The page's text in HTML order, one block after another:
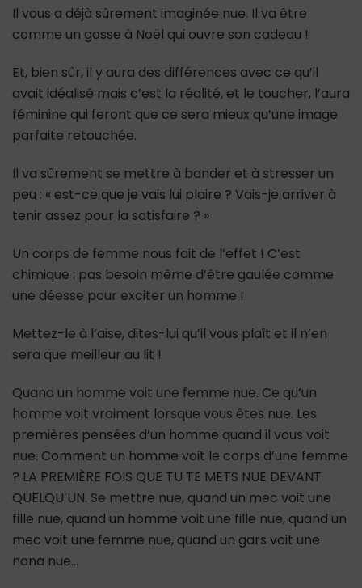
Il vous a déjà sûrement imaginée nue. Il va être
comme un gosse à Noël qui ouvre son cadeau !
Et, bien sûr, il y aura des différences avec ce qu’il
avait idéalisé mais c’est la réalité, et le toucher, l’aura
féminine qui feront que ce sera mieux qu’une image
parfaite retouchée.
Il va sûrement se mettre à bander et à stresser un
peu : « est-ce que je vais lui plaire ? Vais-je arriver à
tenir assez pour la satisfaire ? »
Un corps de femme nous fait de l’effet ! C’est
chimique : pas besoin même d’être gaulée comme
une déesse pour exciter un homme !
Mettez-le à l’aise, dites-lui qu’il vous plaît et il n’en
sera que meilleur au lit !
Quand un homme voit une femme nue. Ce qu’un
homme voit vraiment lorsque vous êtes nue. Les
premières pensées d’un homme quand il vous voit
nue. Comment un homme voit le corps d’une femme
? LA PREMIÈRE FOIS QUE TU TE METS NUE DEVANT
QUELQU’UN. Se mettre nue, quand un mec voit une
fille nue, quand un homme voit une fille nue, quand un
mec voit une femme nue, quand un gars voit une
nana nue…